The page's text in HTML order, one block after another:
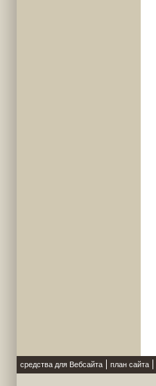
средства для Вебсайта план сайта